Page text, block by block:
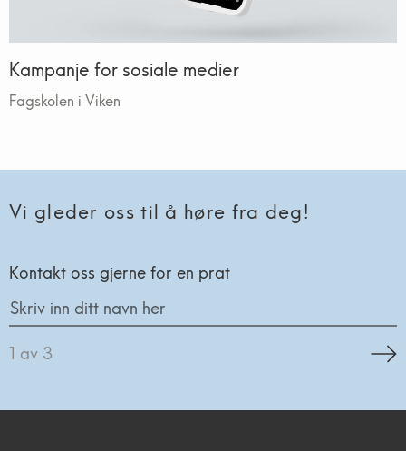
Kampanje for sosiale medier
Fagskolen i Viken
Vi gleder oss til å høre fra deg!
Kontakt oss gjerne for en prat
1 av 3